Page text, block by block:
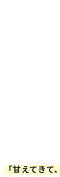
「甘えてきて